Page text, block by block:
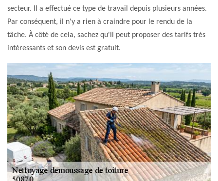
secteur. Il a effectué ce type de travail depuis plusieurs années.
Par conséquent, il n'y a rien à craindre pour le rendu de la
tâche. À côté de cela, sachez qu'il peut proposer des tarifs très
intéressants et son devis est gratuit.